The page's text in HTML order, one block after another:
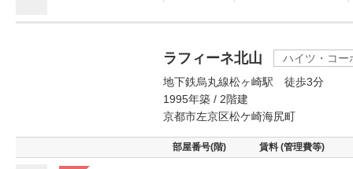
ラフィーネ北山
ハイツ・コー
地下鉄烏丸線松ヶ崎駅 徒歩3分
1995年築 / 2階建
京都市左京区松ケ崎海尻町
部屋番号(階) 賃料 (管理費等)